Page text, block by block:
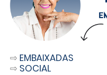
⇨ EMBAIXADAS
⇨ SOCIAL